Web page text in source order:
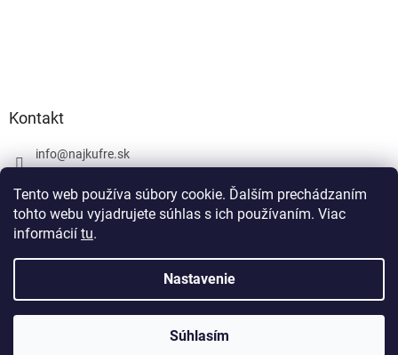
Tento web používa súbory cookie. Ďalším prechádzaním
tohto webu vyjadrujete súhlas s ich používaním. Viac
informácií tu.
Nastavenie
Súhlasím
Kontakt
info@najkufre.sk
Facebook
Vytvoril Shoptet
najkufre.sk. Všetky práva vyhradené.